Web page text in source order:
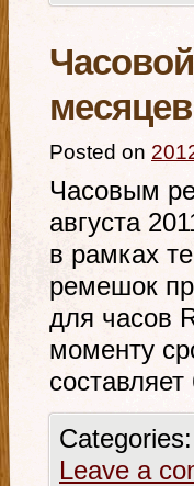
Posted on
Часовым
августа
в рамках
ремешок
для часов
моменту
Categories:
Leave a